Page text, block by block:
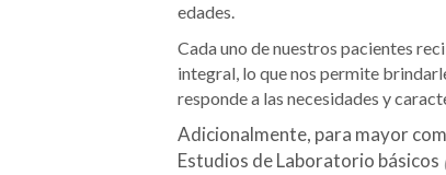
edades.
Cada uno de nuestros pacientes
integral, lo que nos permite
responde a las necesidades y
Adicionalmente, para mayor
Estudios de Laboratorio básicos